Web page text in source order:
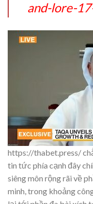
and-lore-
https://thabet.press/
tin tức phía cạnh đây
siêng môn rộng rãi về
minh, trong khoảng